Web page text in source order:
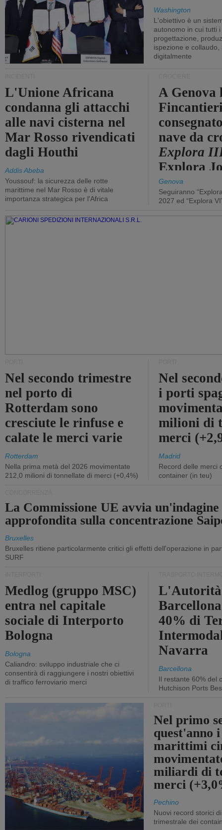
Washington
L'obiettivo è un
autonomo in cui tutti
progettazione,
ispezione e collaudo,
digitalmente
L'Unione Africana
condanna gli attacchi
alle navi cisterna nel
Mar Rosso rivendicati
dagli Houthi
Addis Abeba
Youssouf: la sicurezza delle rotte
marittime nel Mar Rosso è di vitale
importanza strategica per l'Africa
A Genova
nave da
Explora
Explora
Genova
Seguiranno
2027 ed “Explora
Nel secondo trimestre
nel porto di
Rotterdam sono
cresciute le rinfuse e
calate le merci varie
Rotterdam
Nella prima metà del 2026 movimentate
212,0 milioni di tonnellate di merci (+0,4%)
Nel
i porti
milioni di
merci
Madrid
Record delle merci
container (in teu)
La Commissione UE avvia un'indagine
approfondita sulla concentrazione
Bruxelles
Bruxelles ritiene particolarmente critici gli effetti dell'operazione in
SURF
Medlog (gruppo MSC)
entra nel capitale
sociale di Interporto
Bologna
Bologna
Caliandro: sviluppo industriale che ci
consentirà di raggiungere i nostri obiettivi
di traffico ferroviario merci
40% di
Navarra
Barcellona
Il restante 60% del
Hutchison Ports
Nel primo
quest'anno
marittimi
miliardi di
merci
Pechino
Nuovi record storici
trimestrale dei